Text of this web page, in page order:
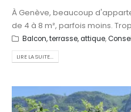
À Genève, beaucoup
de 4 à 8 m², parfois moins.
Balcon, terrasse, attique,
LIRE LA SUITE...